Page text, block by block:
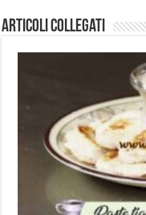
Articoli collegati